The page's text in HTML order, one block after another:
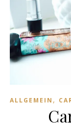
ALLGEMEIN ,